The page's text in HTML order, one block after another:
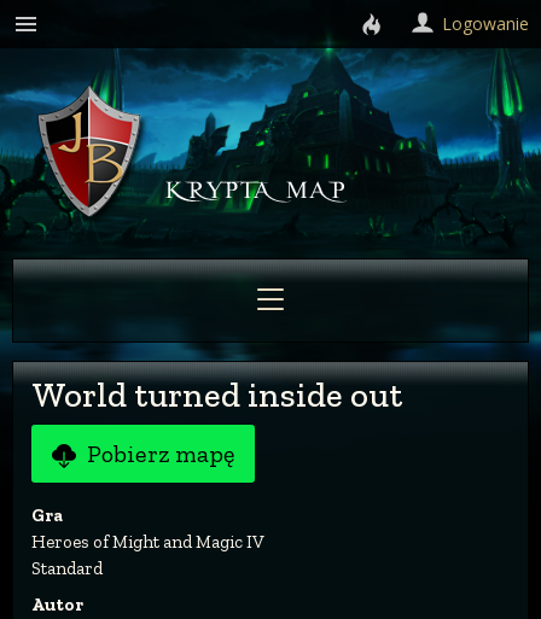
World turned inside out
Pobierz mapę
Gra
Heroes of Might and Magic IV
Standard
Autor
Logowanie